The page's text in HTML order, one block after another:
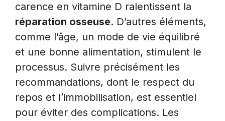
carence en vitamine D ralentissent la
réparation osseuse. D’autres éléments,
comme l’âge, un mode de vie équilibré
et une bonne alimentation, stimulent le
processus. Suivre précisément les
recommandations, dont le respect du
repos et l’immobilisation, est essentiel
pour éviter des complications. Les